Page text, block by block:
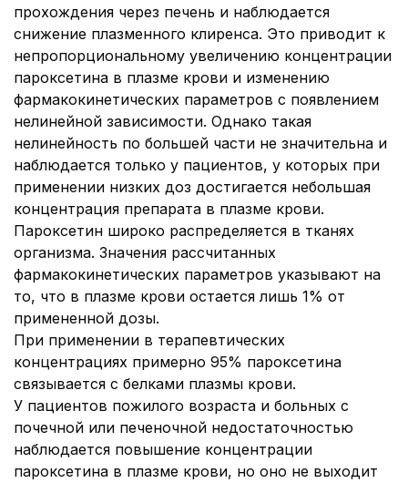
прохождения через печень и наблюдается
снижение плазменного клиренса. Это приводит к
непропорциональному увеличению концентрации
пароксетина в плазме крови и изменению
фармакокинетических параметров с появлением
нелинейной зависимости. Однако такая
нелинейность по большей части не значительна и
наблюдается только у пациентов, у которых при
применении низких доз достигается небольшая
концентрация препарата в плазме крови.
Пароксетин широко распределяется в тканях
организма. Значения рассчитанных
фармакокинетических параметров указывают на
то, что в плазме крови остается лишь 1% от
примененной дозы.
При применении в терапевтических
концентрациях примерно 95% пароксетина
связывается с белками плазмы крови.
У пациентов пожилого возраста и больных с
почечной или печеночной недостаточностью
наблюдается повышение концентрации
пароксетина в плазме крови, но оно не выходит